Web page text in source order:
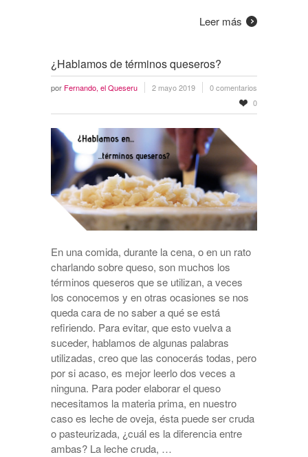
Leer más
¿Hablamos de términos queseros?
por Fernando, el Queseru 2 mayo 2019
0 comentarios
0
En una comida, durante la cena, o en un rato
charlando sobre queso, son muchos los
términos queseros que se utilizan, a veces
los conocemos y en otras ocasiones se nos
queda cara de no saber a qué se está
refiriendo. Para evitar, que esto vuelva a
suceder, hablamos de algunas palabras
utilizadas, creo que las conocerás todas, pero
por si acaso, es mejor leerlo dos veces a
ninguna. Para poder elaborar el queso
necesitamos la materia prima, en nuestro
caso es leche de oveja, ésta puede ser cruda
o pasteurizada, ¿cuál es la diferencia entre
ambas? La leche cruda, …